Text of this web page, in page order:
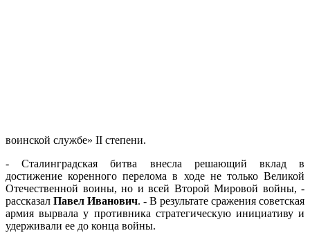
воинской службе» II степени.
- Сталинградская битва внесла решающий вклад в
достижение коренного перелома в ходе не только Великой
Отечественной воины, но и всей Второй Мировой войны, -
рассказал Павел Иванович. - В результате сражения советская
армия вырвала у противника стратегическую инициативу и
удерживали ее до конца войны.